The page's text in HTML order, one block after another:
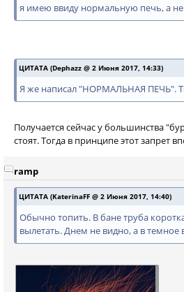
я имею ввиду нормальную печь, а
ЦИТАТА (Dephazz @ 2 Июня 2017, 14:33)
Я же написал "НОРМАЛЬНАЯ ПЕЧЬ".
Получается сейчас у большинства
стоят. Тогда в принципе этот запрет
ramp
ЦИТАТА (KaterinaFF @ 2 Июня 2017, 14:40)
Обычно топить. В бане труба
вылетать. Днем не видно, а в темное